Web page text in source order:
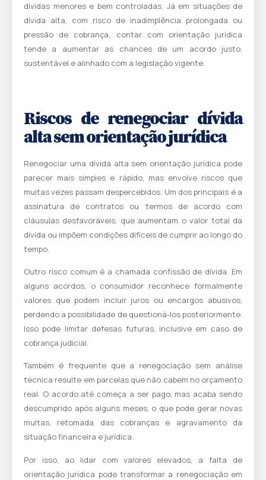
dívidas menores e bem controladas. Já em situações de
dívida alta, com risco de inadimplência prolongada ou
pressão de cobrança, contar com orientação jurídica
tende a aumentar as chances de um acordo justo,
sustentável e alinhado com a legislação vigente.
Riscos de renegociar dívida
alta sem orientação jurídica
Renegociar uma dívida alta sem orientação jurídica pode
parecer mais simples e rápido, mas envolve riscos que
muitas vezes passam despercebidos. Um dos principais é a
assinatura de contratos ou termos de acordo com
cláusulas desfavoráveis, que aumentam o valor total da
dívida ou impõem condições difíceis de cumprir ao longo do
tempo.
Outro risco comum é a chamada confissão de dívida. Em
alguns acordos, o consumidor reconhece formalmente
valores que podem incluir juros ou encargos abusivos,
perdendo a possibilidade de questioná-los posteriormente.
Isso pode limitar defesas futuras, inclusive em caso de
cobrança judicial.
Também é frequente que a renegociação sem análise
técnica resulte em parcelas que não cabem no orçamento
real. O acordo até começa a ser pago, mas acaba sendo
descumprido após alguns meses, o que pode gerar novas
multas, retomada das cobranças e agravamento da
situação financeira e jurídica.
Por isso, ao lidar com valores elevados, a falta de
orientação jurídica pode transformar a renegociação em